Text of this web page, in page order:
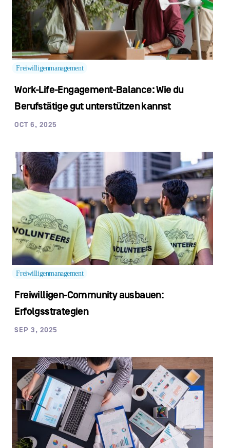
Freiwilligenmanagement
Work-Life-Engagement-Balance: Wie du
Berufstätige gut unterstützen kannst
OCT 6, 2025
Freiwilligenmanagement
Freiwilligen-Community ausbauen:
Erfolgsstrategien
SEP 3, 2025